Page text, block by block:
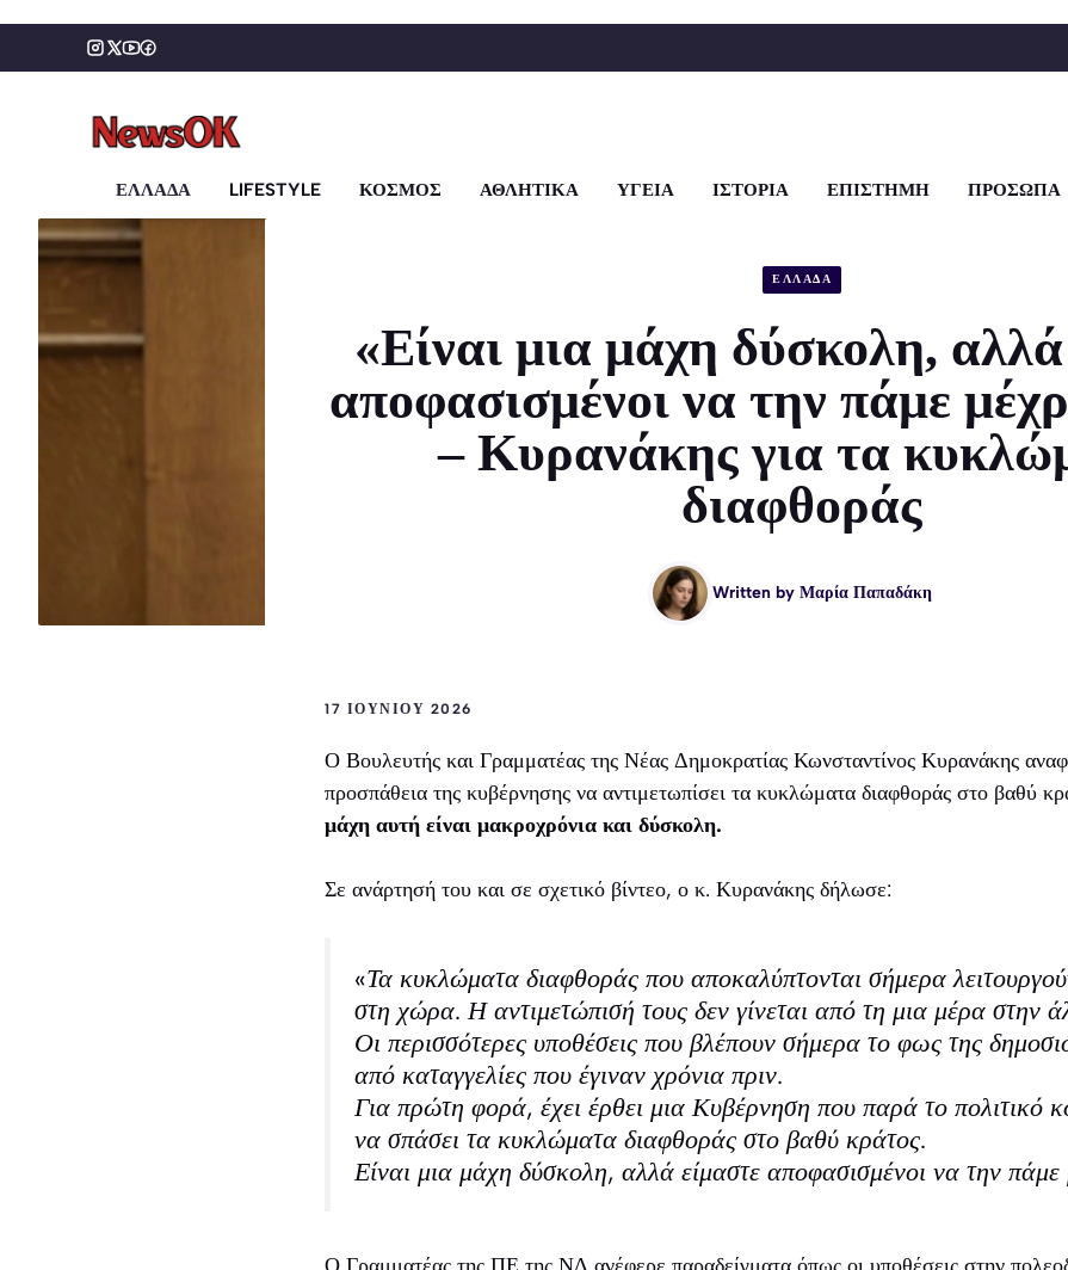
περιεχόμενο
ΕΛΛΑΔΑ LIFESTYLE ΚΟΣΜΟΣ ΑΘΛΗΤΙΚΑ ΥΓΕΙΑ ΙΣΤΟΡΙΑ ΕΠΙΣΤΗΜΗ ΠΡΟΣΩΠΑ
ΕΛΛΑΔΑ
«Είναι μια μάχη δύσκολη, αλλά
αποφασισμένοι να την πάμε
– Κυρανάκης για τα
διαφθοράς
Written by Μαρία Παπαδάκη
17 ΙΟΥΝΊΟΥ 2026
Ο Βουλευτής και Γραμματέας της Νέας Δημοκρατίας Κωνσταντίνος Κυρανάκης
προσπάθεια της κυβέρνησης να αντιμετωπίσει τα κυκλώματα διαφθοράς στο βαθύ
μάχη αυτή είναι μακροχρόνια και δύσκολη.
Σε ανάρτησή του και σε σχετικό βίντεο, ο κ. Κυρανάκης δήλωσε:
«Τα κυκλώματα διαφθοράς που αποκαλύπτονται σήμερα
στη χώρα. Η αντιμετώπισή τους δεν γίνεται από τη μια μέρα στην
Οι περισσότερες υποθέσεις που βλέπουν σήμερα το φως της
από καταγγελίες που έγιναν χρόνια πριν.
Για πρώτη φορά, έχει έρθει μια Κυβέρνηση που παρά το πολιτικό
να σπάσει τα κυκλώματα διαφθοράς στο βαθύ κράτος.
Είναι μια μάχη δύσκολη, αλλά είμαστε αποφασισμένοι να την πάμε